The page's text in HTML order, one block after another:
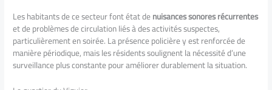
Les habitants de ce secteur font état denuisances sonores récurrentes
et de problèmes de circulation liés à des activités suspectes,
particulièrement en soirée. La présence policière y est renforcée de
manière périodique, mais les résidents soulignent la nécessité d’une
surveillance plus constante pour améliorer durablement la situation.